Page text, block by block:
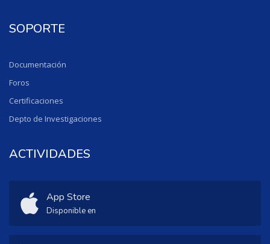
SOPORTE
Documentación
Foros
Certificaciones
Depto de Investigaciones
ACTIVIDADES
App Store
Disponible en